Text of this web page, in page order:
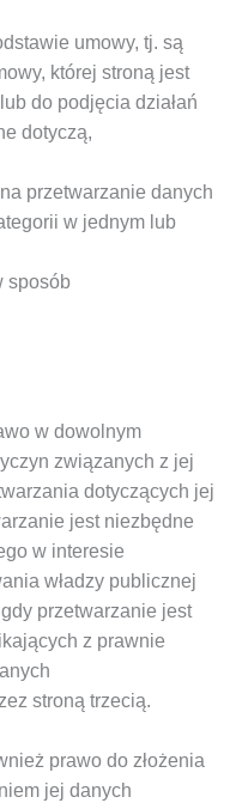
umowy, tj. są
której stroną jest
do podjęcia działań
dotyczą,
przetwarzanie danych
w jednym lub
sposób
w dowolnym
związanych z jej
dotyczących jej
jest niezbędne
w interesie
władzy publicznej
przetwarzanie jest
z prawnie
stroną trzecią.
prawo do złożenia
jej danych